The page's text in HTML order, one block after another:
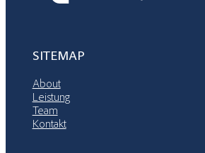
SITEMAP
About
Leistung
Team
Kontakt